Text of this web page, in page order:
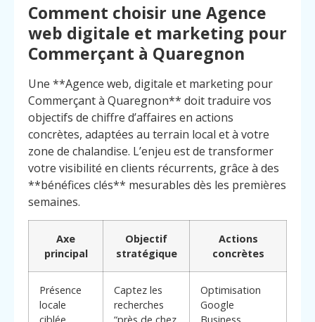
Appelez
Comment choisir une Agence
web digitale et marketing pour
Commerçant à Quaregnon
Une **Agence web, digitale et marketing pour
Commerçant à Quaregnon** doit traduire vos
objectifs de chiffre d’affaires en actions
concrètes, adaptées au terrain local et à votre
zone de chalandise. L’enjeu est de transformer
votre visibilité en clients récurrents, grâce à des
**bénéfices clés** mesurables dès les premières
semaines.
Axe
principal
Objectif
stratégique
Actions
concrètes
Présence
locale
Captez les
recherches
Optimisation
Google